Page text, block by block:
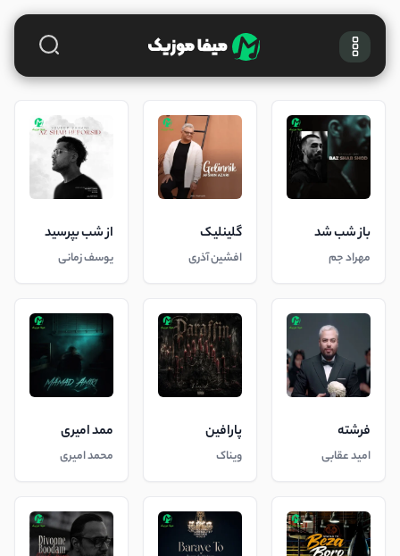
باز شب شد
مهراد جم
گلینلیک
افشین آذری
از شب بپرسید
یوسف زمانی
فرشته
امید عقابی
پارافین
ویناک
ممد امیری
محمد امیری